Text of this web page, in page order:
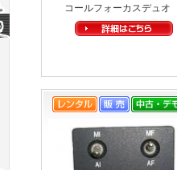
コールフォーカスデュオ